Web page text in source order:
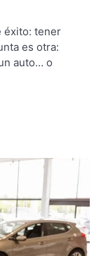
éxito: tener
es otra:
auto… o